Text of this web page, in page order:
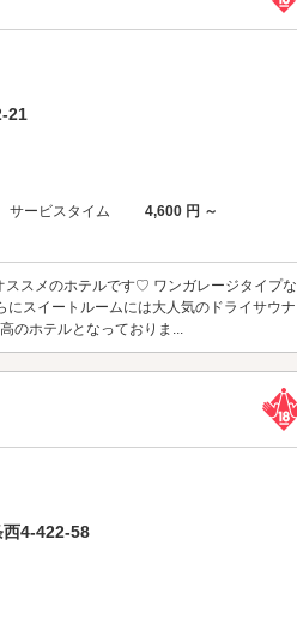
21
サービスタイム
4,600 円 ～
ススメのホテルです♡ ワンガレージタイプな
スイートルームには大人気のドライサウナ
のホテルとなっておりま...
西4-422-58